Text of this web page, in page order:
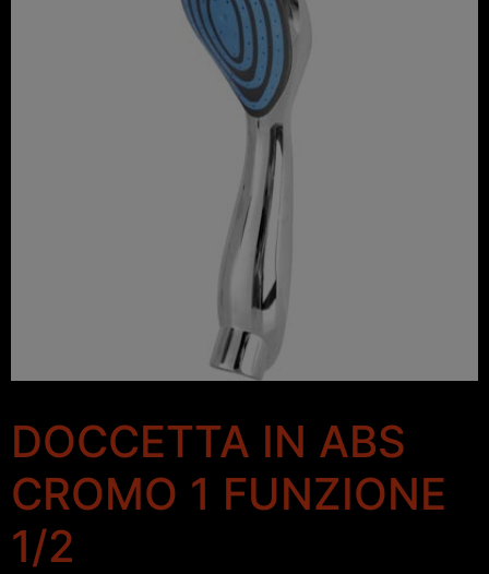
DOCCETTA IN ABS
CROMO 1 FUNZIONE
1/2